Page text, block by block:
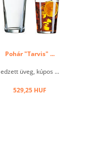
Pohár "Tarvis" ...
edzett üveg, kúpos ...
529,25 HUF